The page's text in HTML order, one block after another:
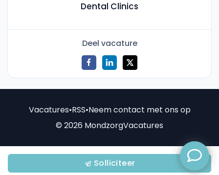
Dental Clinics
Solliciteer
Deel vacature
Vacatures•RSS•Neem contact met ons op
© 2026 MondzorgVacatures